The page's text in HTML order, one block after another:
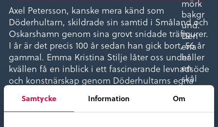
Samtycke Information Om
Axel Petersson, kanske mera känd som
Döderhultarn, skildrade sin samtid i Småland och
Oskarshamn genom sina grovt snidade träfigurer.
I år är det precis 100 år sedan han gick bort, 56 år
gammal. Emma Kristina Stilje låter oss under
kvällen få en inblick i ett fascinerande levnadsöde
och konstnärskap genom Döderhultarns egna
Föreläsare: